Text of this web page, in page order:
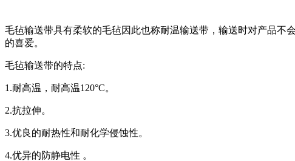
毛毡输送带具有柔软的毛毡因此也称耐温输送带，输送时对产品不
的喜爱。
毛毡输送带的特点:
1.耐高温，耐高温120°C。
2.抗拉伸。
3.优良的耐热性和耐化学侵蚀性。
4.优异的防静电性 。